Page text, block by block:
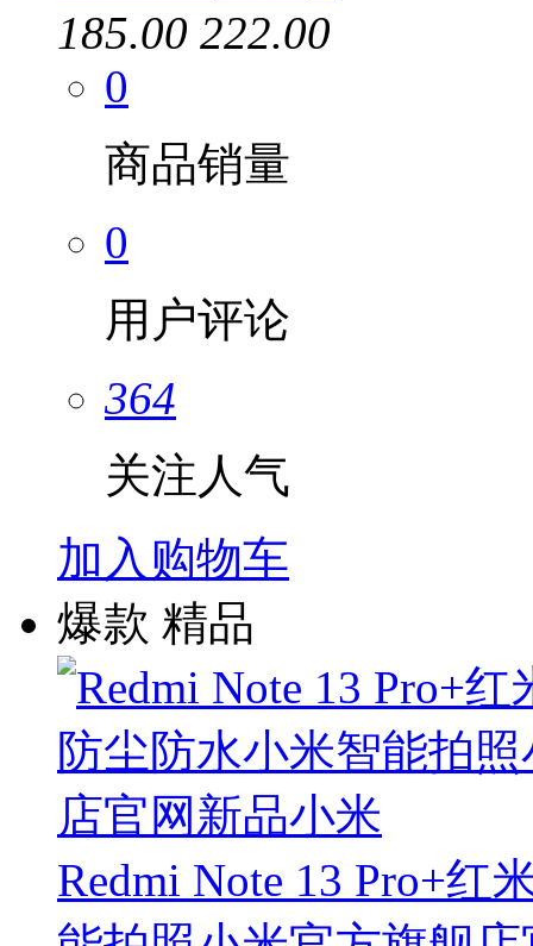
185.00 222.00
0
商品销量
0
用户评论
364
关注人气
加入购物车
爆款 精品
Redmi Note 13 Pro+红